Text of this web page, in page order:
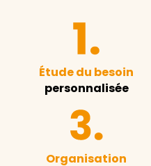
Étude du besoin
personnalisée
Organisation